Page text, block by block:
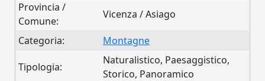
Provincia /
Comune:
Vicenza / Asiago
Categoria: Montagne
Tipologia:
Naturalistico, Paesaggistico,
Storico, Panoramico